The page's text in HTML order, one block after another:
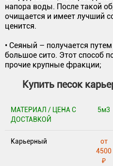
напора воды. После такой
очищается и имеет лучший
ценится.
• Сеяный – получается
большое сито. Этот способ
прочие крупные фракции;
Купить песок
МАТЕРИАЛ / ЦЕНА С
ДОСТАВКОЙ
5м3
Карьерный
от
4500
₽